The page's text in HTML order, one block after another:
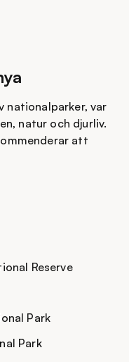
i livet på
nationalparker, var
natur och djurliv.
att
Reserve
Park
Park